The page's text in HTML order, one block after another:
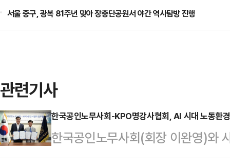
서울 중구, 광복 81주년 맞아 장충단공원서 야간 역사탐방 진행
관련기사
한국공인노무사회-KPO명강사협회, AI 시대 노동환
한국공인노무사회(회장 이완영)와
는 6월22일 AI 시대 노동환경 변화